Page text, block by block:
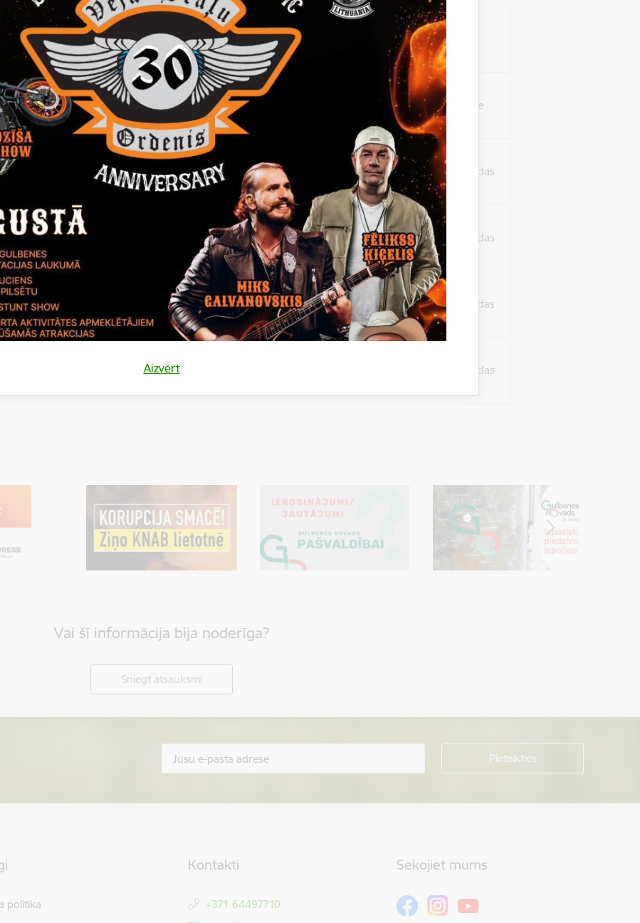
Aizvērt
un
Reģistrē unikālu ID, kas tiek izmantots statistisko datu iegūšanai
par to, kā apmeklētājs izmanto vietni.
2 gadi
un
Izmanto Google Analytics, lai samazinātu pieprasījuma līmeni. 1 minūte
un
Reģistrē unikālu ID, kas tiek izmantots statistisko datu iegūšanai
par to, kā apmeklētājs izmanto vietni.
24 stundas
un
Reģistrē unikālu ID priekš jaunākās GA 4 versijas, kas tiek
izmantots statistisko datu iegūšanai par to, kā apmeklētājs
24 stundas
dalīties
Šīs sīkdatnes ir paredzētas tādu vietņu un satura koplietošanai,
kas jūs interesē mūsu vietnē, izmantojot trešo personu sociālos
tīklus vai citas vietnes.
24 stundas
Cookie is needed for all users for sharing content 24 stundas
Vai šī informācija bija noderīga?
Sniegt atsauksmi
politika
Kontakti
+371 64497710
Sekojiet mums